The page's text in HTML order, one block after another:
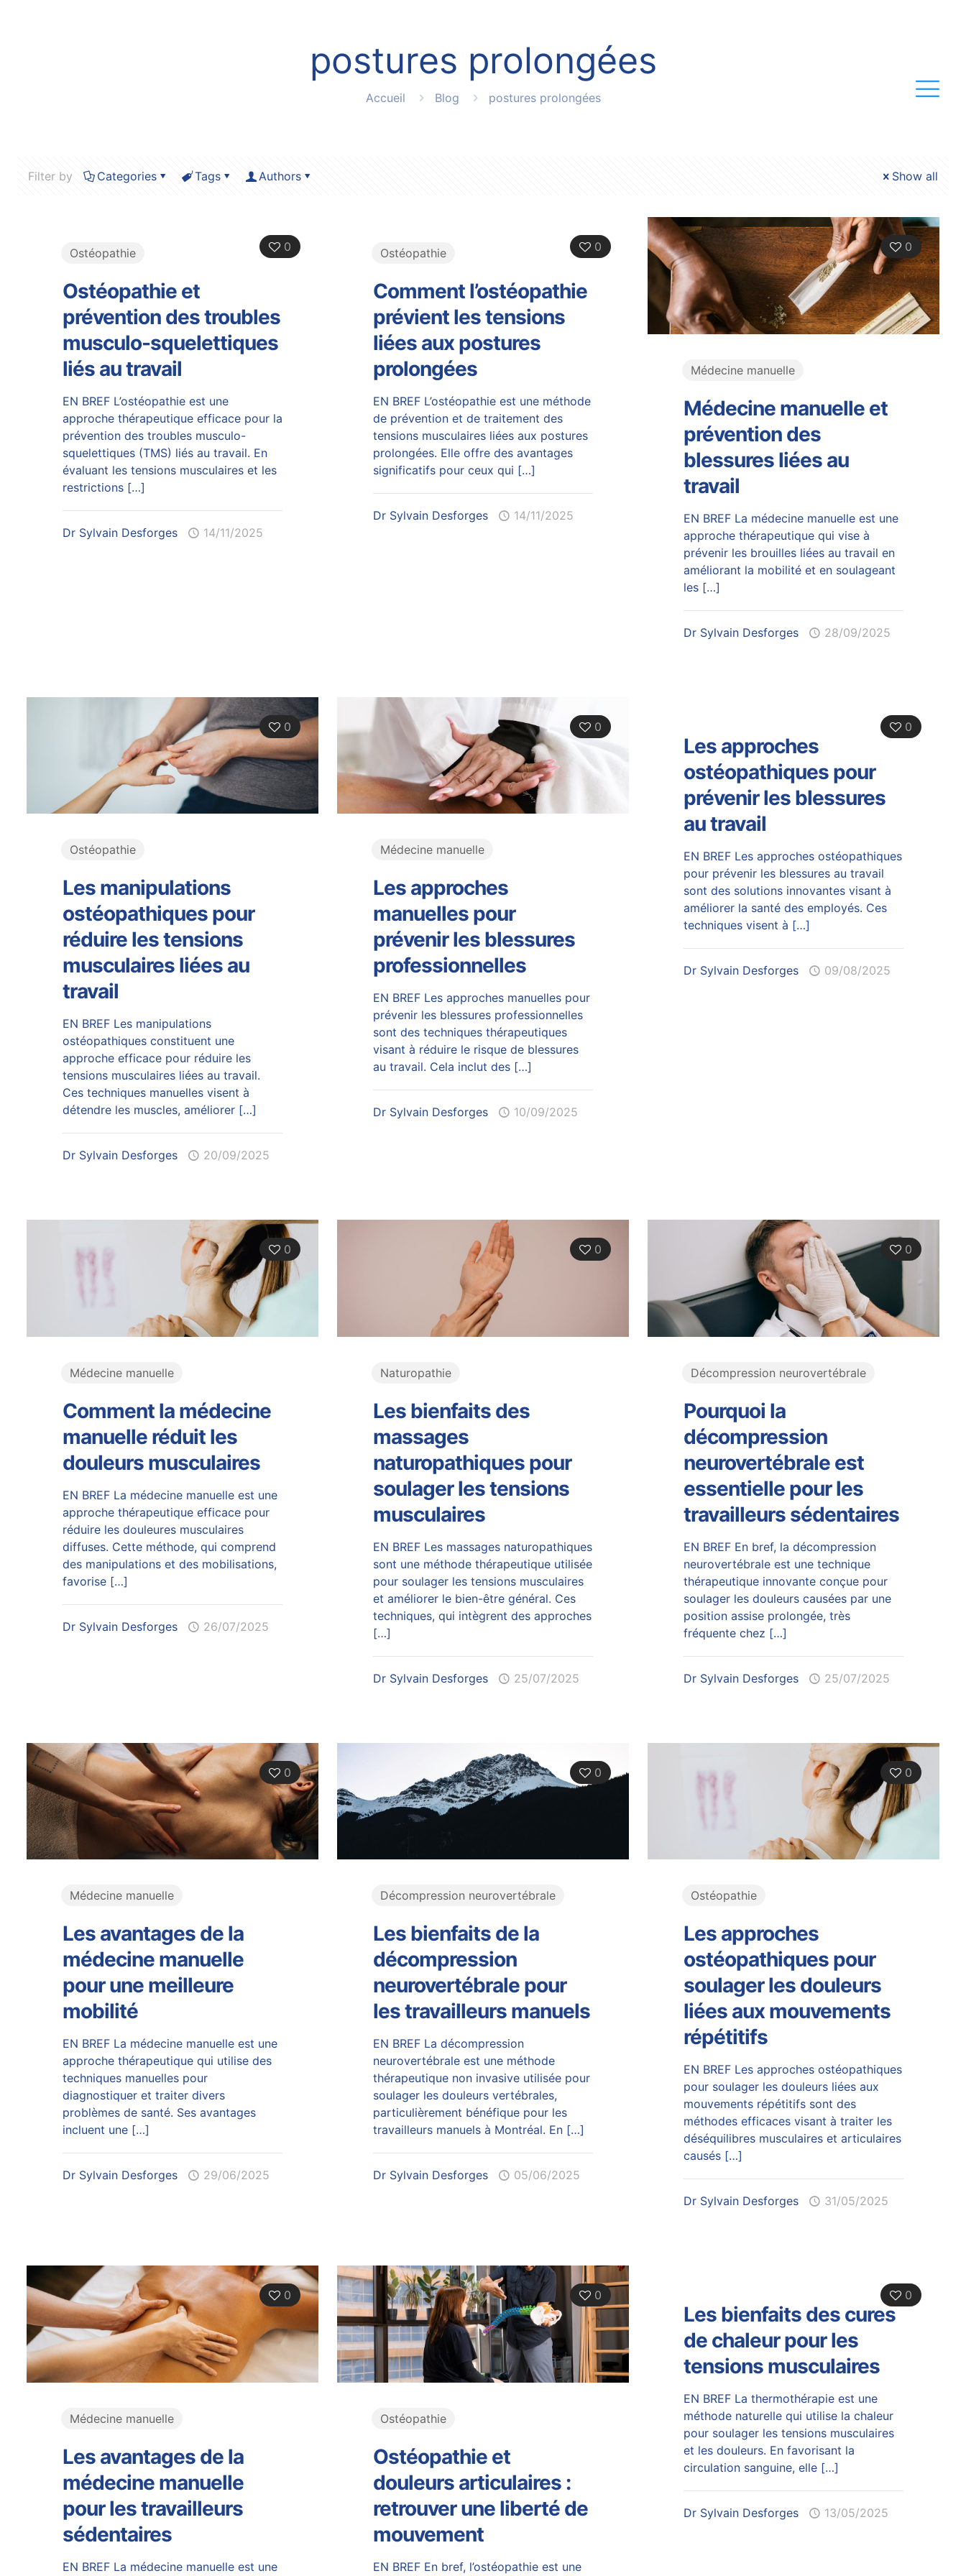
postures prolongées
Accueil Blog postures prolongées
Filter by Categories Tags Authors Show all
0
Ostéopathie
Ostéopathie et
prévention des troubles
musculo-squelettiques
liés au travail
EN BREF L’ostéopathie est une
approche thérapeutique efficace pour la
prévention des troubles musculo-
squelettiques (TMS) liés au travail. En
évaluant les tensions musculaires et les
restrictions[…]
Dr Sylvain Desforges 14/11/2025
0
Ostéopathie
Comment l’ostéopathie
prévient les tensions
liées aux postures
prolongées
EN BREF L’ostéopathie est une méthode
de prévention et de traitement des
tensions musculaires liées aux postures
prolongées. Elle offre des avantages
significatifs pour ceux qui […]
Dr Sylvain Desforges 14/11/2025
0
Médecine manuelle
Médecine manuelle et
prévention des
blessures liées au
travail
EN BREF La médecine manuelle est une
approche thérapeutique qui vise à
prévenir les brouilles liées au travail en
améliorant la mobilité et en soulageant
les[…]
Dr Sylvain Desforges 28/09/2025
0
Ostéopathie
Les manipulations
ostéopathiques pour
réduire les tensions
musculaires liées au
travail
EN BREF Les manipulations
ostéopathiques constituent une
approche efficace pour réduire les
tensions musculaires liées au travail.
Ces techniques manuelles visent à
détendre les muscles, améliorer[…]
Dr Sylvain Desforges 20/09/2025
0
Médecine manuelle
Les approches
manuelles pour
prévenir les blessures
professionnelles
EN BREF Les approches manuelles pour
prévenir les blessures professionnelles
sont des techniques thérapeutiques
visant à réduire le risque de blessures
au travail. Cela inclut des[…]
Dr Sylvain Desforges 10/09/2025
0
Les approches
ostéopathiques pour
prévenir les blessures
au travail
EN BREF Les approches ostéopathiques
pour prévenir les blessures au travail
sont des solutions innovantes visant à
améliorer la santé des employés. Ces
techniques visent à […]
Dr Sylvain Desforges 09/08/2025
0
Médecine manuelle
Comment la médecine
manuelle réduit les
douleurs musculaires
EN BREF La médecine manuelle est une
approche thérapeutique efficace pour
réduire les douleures musculaires
diffuses. Cette méthode, qui comprend
des manipulations et des mobilisations,
favorise[…]
Dr Sylvain Desforges 26/07/2025
0
Naturopathie
Les bienfaits des
massages
naturopathiques pour
soulager les tensions
musculaires
EN BREF Les massages naturopathiques
sont une méthode thérapeutique utilisée
pour soulager les tensions musculaires
et améliorer le bien-être général. Ces
techniques, qui intègrent des approches
[…]
Dr Sylvain Desforges 25/07/2025
0
Décompression neurovertébrale
Pourquoi la
décompression
neurovertébrale est
essentielle pour les
travailleurs sédentaires
EN BREF En bref, la décompression
neurovertébrale est une technique
thérapeutique innovante conçue pour
soulager les douleurs causées par une
position assise prolongée, très
fréquente chez […]
Dr Sylvain Desforges 25/07/2025
0
Médecine manuelle
Les avantages de la
médecine manuelle
pour une meilleure
mobilité
EN BREF La médecine manuelle est une
approche thérapeutique qui utilise des
techniques manuelles pour
diagnostiquer et traiter divers
problèmes de santé. Ses avantages
incluent une[…]
Dr Sylvain Desforges 29/06/2025
0
Décompression neurovertébrale
Les bienfaits de la
décompression
neurovertébrale pour
les travailleurs manuels
EN BREF La décompression
neurovertébrale est une méthode
thérapeutique non invasive utilisée pour
soulager les douleurs vertébrales,
particulièrement bénéfique pour les
travailleurs manuels à Montréal. En[…]
Dr Sylvain Desforges 05/06/2025
0
Ostéopathie
Les approches
ostéopathiques pour
soulager les douleurs
liées aux mouvements
répétitifs
EN BREF Les approches ostéopathiques
pour soulager les douleurs liées aux
mouvements répétitifs sont des
méthodes efficaces visant à traiter les
déséquilibres musculaires et articulaires
causés[…]
Dr Sylvain Desforges 31/05/2025
0
Médecine manuelle
Les avantages de la
médecine manuelle
pour les travailleurs
sédentaires
EN BREF La médecine manuelle est une
0
Ostéopathie
Ostéopathie et
douleurs articulaires :
retrouver une liberté de
mouvement
EN BREF En bref, l’ostéopathie est une
0
Les bienfaits des cures
de chaleur pour les
tensions musculaires
EN BREF La thermothérapie est une
méthode naturelle qui utilise la chaleur
pour soulager les tensions musculaires
et les douleurs. En favorisant la
circulation sanguine, elle[…]
Dr Sylvain Desforges 13/05/2025